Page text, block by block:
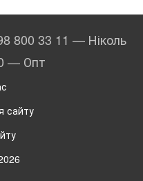
800 33 11 — Ніколь
— Опт
сайту